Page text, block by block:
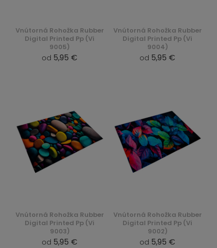
Vnútorná Rohožka Rubber
Digital Printed Pp (Vi
9005)
od 5,95 €
Vnútorná Rohožka Rubber
Digital Printed Pp (Vi
9004)
od 5,95 €
Vnútorná Rohožka Rubber
Digital Printed Pp (Vi
9003)
od 5,95 €
Vnútorná Rohožka Rubber
Digital Printed Pp (Vi
9002)
od 5,95 €